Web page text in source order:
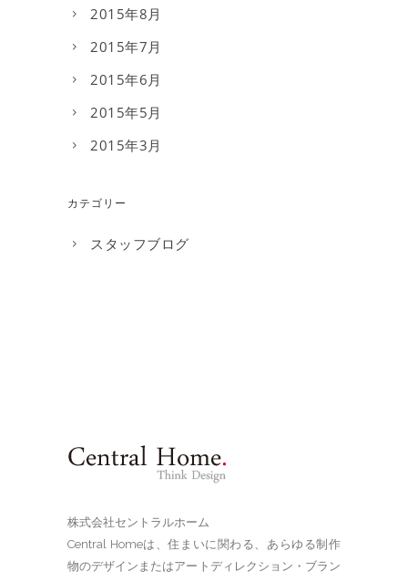
2015年8月
2015年7月
2015年6月
2015年5月
2015年3月
カテゴリー
スタッフブログ
株式会社セントラルホーム
Central Homeは、住まいに関わる、あらゆる制作
物のデザインまたはアートディレクション・ブラン